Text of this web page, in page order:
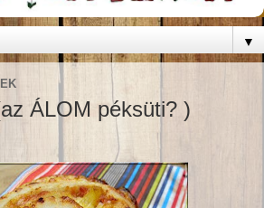
▼
ÁLOM péksüti? )